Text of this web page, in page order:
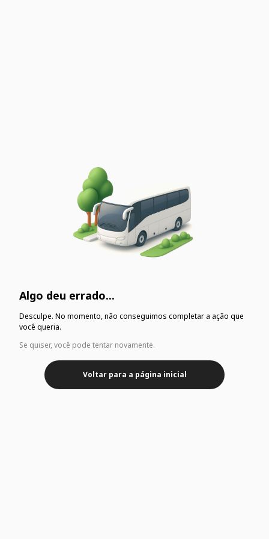
Algo deu errado...
Desculpe. No momento, não conseguimos completar a ação que
você queria.
Se quiser, você pode tentar novamente.
Voltar para a página inicial